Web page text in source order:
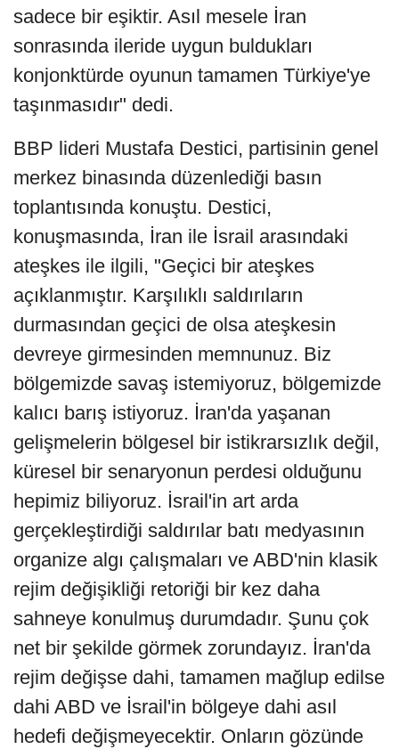
sadece bir eşiktir. Asıl mesele İran
sonrasında ileride uygun buldukları
konjonktürde oyunun tamamen Türkiye'ye
taşınmasıdır" dedi.
BBP lideri Mustafa Destici, partisinin genel
merkez binasında düzenlediği basın
toplantısında konuştu. Destici,
konuşmasında, İran ile İsrail arasındaki
ateşkes ile ilgili, "Geçici bir ateşkes
açıklanmıştır. Karşılıklı saldırıların
durmasından geçici de olsa ateşkesin
devreye girmesinden memnunuz. Biz
bölgemizde savaş istemiyoruz, bölgemizde
kalıcı barış istiyoruz. İran'da yaşanan
gelişmelerin bölgesel bir istikrarsızlık değil,
küresel bir senaryonun perdesi olduğunu
hepimiz biliyoruz. İsrail'in art arda
gerçekleştirdiği saldırılar batı medyasının
organize algı çalışmaları ve ABD'nin klasik
rejim değişikliği retoriği bir kez daha
sahneye konulmuş durumdadır. Şunu çok
net bir şekilde görmek zorundayız. İran'da
rejim değişse dahi, tamamen mağlup edilse
dahi ABD ve İsrail'in bölgeye dahi asıl
hedefi değişmeyecektir. Onların gözünde